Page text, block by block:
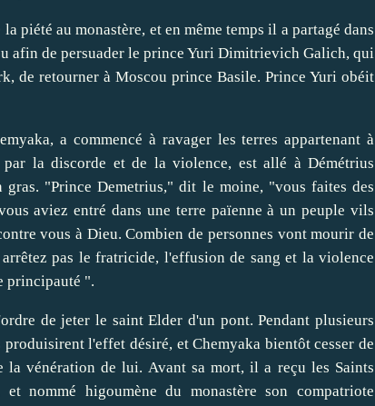
piété au monastère, et en même temps il a partagé dans
afin de persuader le prince Yuri Dimitrievich Galich, qui
de retourner à Moscou prince Basile. Prince Yuri obéit
a commencé à ravager les terres appartenant à
la discorde et de la violence, est allé à Démétrius
"Prince Demetrius," dit le moine, "vous faites des
aviez entré dans une terre païenne à un peuple vils
vous à Dieu. Combien de personnes vont mourir de
pas le fratricide, l'effusion de sang et la violence
principauté ".
de jeter le saint Elder d'un pont. Pendant plusieurs
l'effet désiré, et Chemyaka bientôt cesser de
la vénération de lui. Avant sa mort, il a reçu les Saints
nommé higoumène du monastère son compatriote